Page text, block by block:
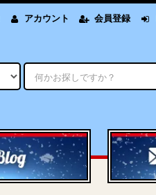
アカウント 会員登録